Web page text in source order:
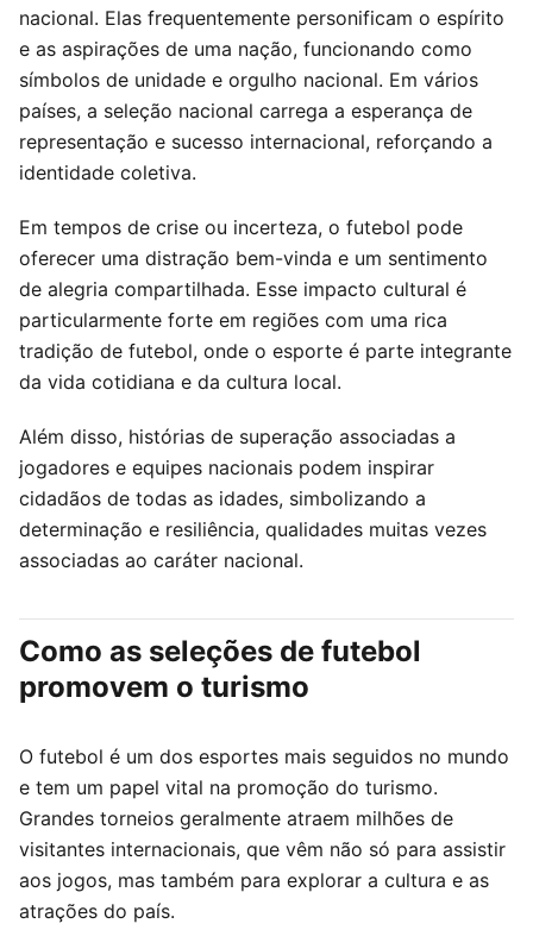
nacional. Elas frequentemente personificam o espírito
e as aspirações de uma nação, funcionando como
símbolos de unidade e orgulho nacional. Em vários
países, a seleção nacional carrega a esperança de
representação e sucesso internacional, reforçando a
identidade coletiva.
Em tempos de crise ou incerteza, o futebol pode
oferecer uma distração bem-vinda e um sentimento
de alegria compartilhada. Esse impacto cultural é
particularmente forte em regiões com uma rica
tradição de futebol, onde o esporte é parte integrante
da vida cotidiana e da cultura local.
Além disso, histórias de superação associadas a
jogadores e equipes nacionais podem inspirar
cidadãos de todas as idades, simbolizando a
determinação e resiliência, qualidades muitas vezes
associadas ao caráter nacional.
Como as seleções de futebol
promovem o turismo
O futebol é um dos esportes mais seguidos no mundo
e tem um papel vital na promoção do turismo.
Grandes torneios geralmente atraem milhões de
visitantes internacionais, que vêm não só para assistir
aos jogos, mas também para explorar a cultura e as
atrações do país.